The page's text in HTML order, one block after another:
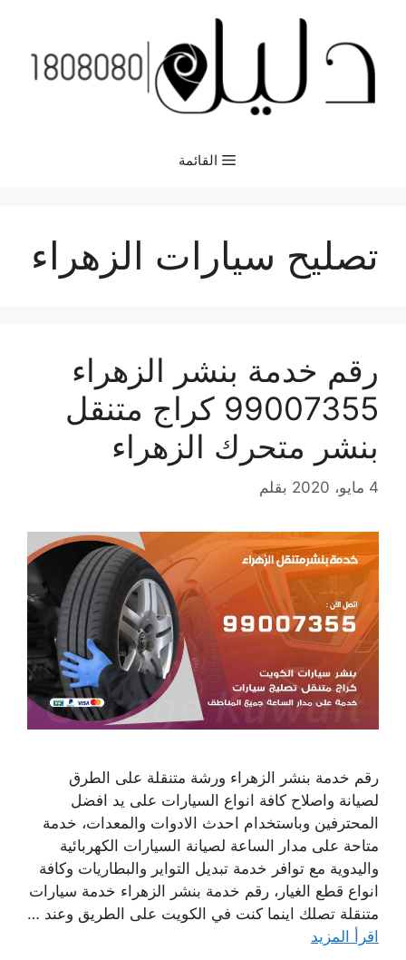
المحتوى
القائمة
تصليح سيارات الزهراء
رقم خدمة بنشر الزهراء
99007355 كراج متنقل
بنشر متحرك الزهراء
4 مايو، 2020 بقلم
رقم خدمة بنشر الزهراء ورشة متنقلة على الطرق
لصيانة واصلاح كافة انواع السيارات على يد افضل
المحترفين وباستخدام احدث الادوات والمعدات، خدمة
متاحة على مدار الساعة لصيانة السيارات الكهربائية
واليدوية مع توافر خدمة تبديل التواير والبطاريات وكافة
انواع قطع الغيار، رقم خدمة بنشر الزهراء خدمة سيارات
متنقلة تصلك اينما كنت في الكويت على الطريق وعند …
اقرأ المزيد